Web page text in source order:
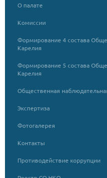
О палате
Комиссии
Формирование 4 состава
Карелия
Формирование 5 состава
Карелия
Общественная
Экспертиза
Фотогалерея
Контакты
Противодействие коррупции